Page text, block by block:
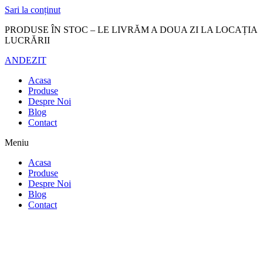
Sari la conținut
PRODUSE ÎN STOC – LE LIVRĂM A DOUA ZI LA LOCAȚIA
LUCRĂRII
ANDEZIT
Acasa
Produse
Despre Noi
Blog
Contact
Meniu
Acasa
Produse
Despre Noi
Blog
Contact